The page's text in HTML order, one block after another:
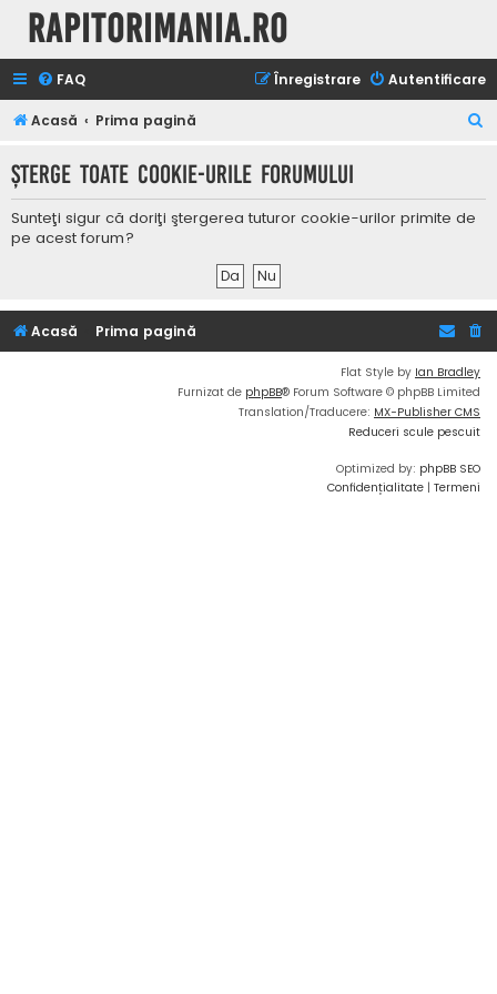
Rapitorimania.ro
FAQ Autentificare
Înregistrare
Acasă Prima pagină
t
Şterge toate cookie-urile forumului
Sunteţi sigur că doriţi ştergerea tuturor cookie-urilor primite de
pe acest forum?
Acasă Prima pagină
Flat Style by Ian Bradley
Furnizat de phpBB® Forum Software © phpBB Limited
Translation/Traducere: MX-Publisher CMS
Reduceri scule pescuit
Optimized by: phpBB SEO
Confidențialitate | Termeni